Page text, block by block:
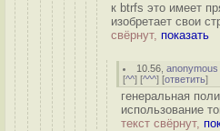
к btrfs это имеет
изобретает свои
свёрнут, показать
10.56 ,anonymous
[^^] [^^^] [ответить]
генеральная
использование
текст свёрнут,